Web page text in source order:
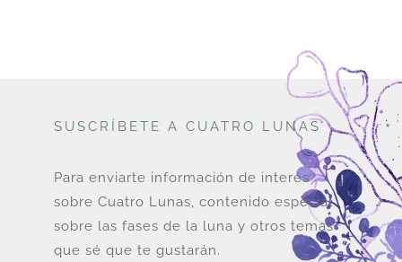
SUSCRÍBETE A CUATRO LUNAS
Para enviarte información de interés
sobre Cuatro Lunas, contenido especial
sobre las fases de la luna y otros temas
que sé que te gustarán.